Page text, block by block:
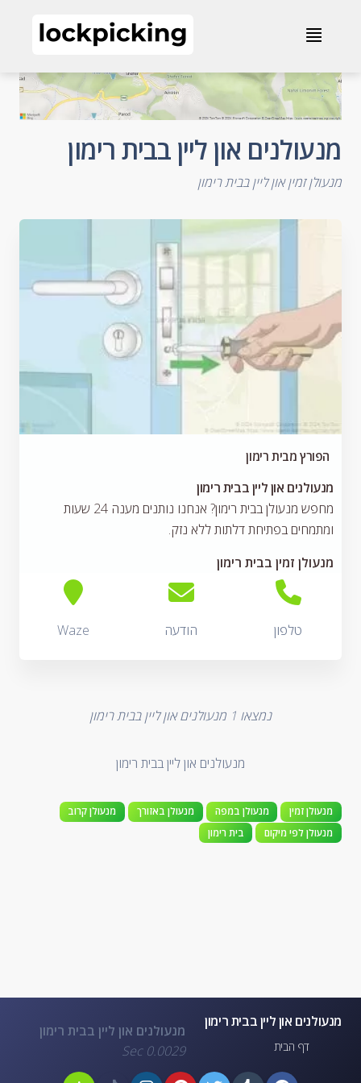
מנעולנים און ליין בבית רימון
≣
מנעולנים און ליין בבית רימון
מנעולן זמין און ליין בבית רימון
הפורץ מבית רימון
מנעולנים און ליין בבית רימון
מחפש מנעולן בבית רימון? אנחנו נותנים מענה 24 שעות
ומתמחים בפתיחת דלתות ללא נזק.
מנעולן זמין בבית רימון
טלפון הודעה Waze
נמצאו 1 מנעולנים און ליין בבית רימון
מנעולנים און ליין בבית רימון
מנעולן זמין מנעולן במפה מנעולן באזורך
מנעולן קרוב
מנעולן לפי מיקום
בית רימון
מנעולנים און ליין בבית רימון
דף הבית
מנעולנים און ליין בבית רימון
0.0029 Sec